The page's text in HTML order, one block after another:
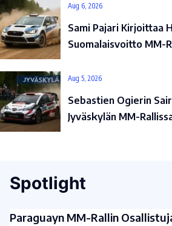
Aug 6, 2026
Sami Pajari Kirjoittaa
Suomalaisvoitto MM-
Aug 5, 2026
Sebastien Ogierin
Jyväskylän MM-
Spotlight
Paraguayn MM-Rallin